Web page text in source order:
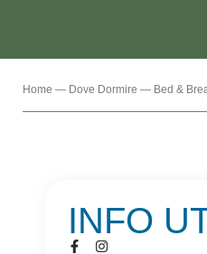
Home — Dove Dormire — Bed &
INFO